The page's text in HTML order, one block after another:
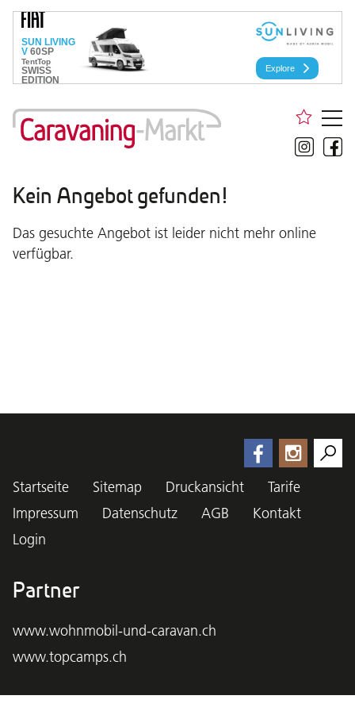
Kein Angebot gefunden!
Das gesuchte Angebot ist leider nicht mehr online
verfügbar.
Startseite Sitemap Druckansicht
Tarife
Impressum
Datenschutz AGB
Kontakt
Login
Partner
www.wohnmobil-und-caravan.ch
www.topcamps.ch